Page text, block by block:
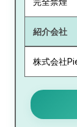
紹介会社
株式会社